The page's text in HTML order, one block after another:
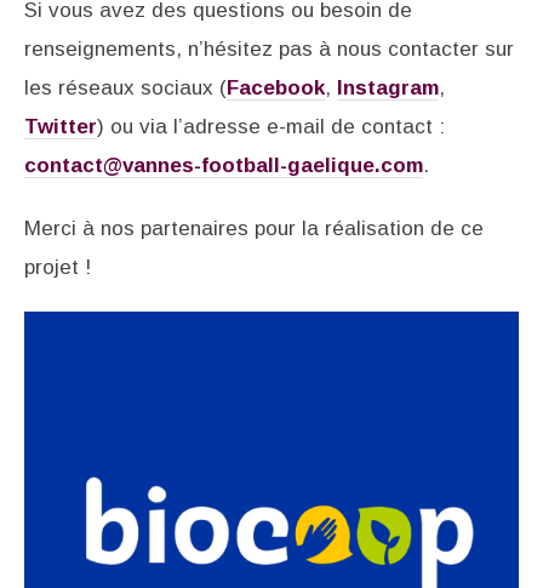
Si vous avez des questions ou besoin de
renseignements, n’hésitez pas à nous contacter sur
les réseaux sociaux (Facebook, Instagram,
Twitter) ou via l’adresse e-mail de contact :
contact@vannes-football-gaelique.com.
Merci à nos partenaires pour la réalisation de ce
projet !